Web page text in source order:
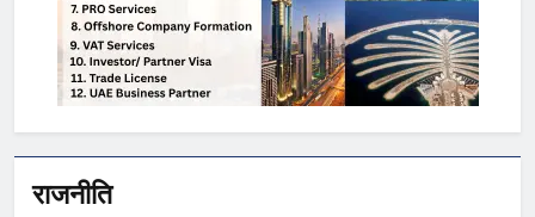
राजनीति